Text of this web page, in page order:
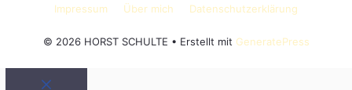
Impressum Über mich Datenschutzerklärung
© 2026 HORST SCHULTE • Erstellt mit GeneratePress